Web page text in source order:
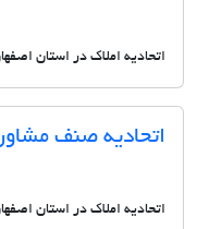
اتحادیه املاک در استان
اتحادیه صنف
اتحادیه املاک در استان